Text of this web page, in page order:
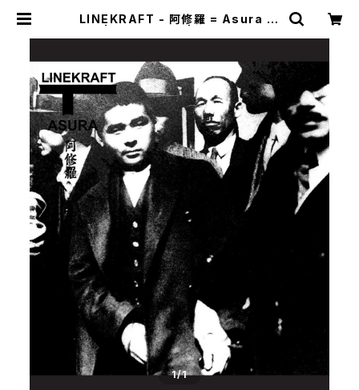
LINEKRAFT - 阿修羅 = Asura (2
1/1